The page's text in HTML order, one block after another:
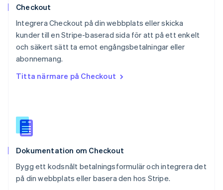
Checkout
Integrera Checkout på din webbplats eller skicka
kunder till en Stripe-baserad sida för att på ett enkelt
och säkert sätt ta emot engångsbetalningar eller
abonnemang.
Titta närmare på Checkout
Dokumentation om Checkout
Bygg ett kodsnålt betalningsformulär och integrera det
på din webbplats eller basera den hos Stripe.
Rumänien
Schweiz
DeutschFrançaisItalianoEnglish
Singapore
English简体中文
English
Español
Storbritannien
Sverige
Thailand
ไทยEnglish